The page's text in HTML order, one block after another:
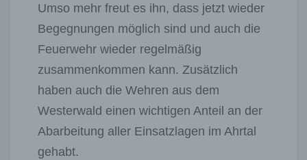
Umso mehr freut es ihn, dass jetzt wieder
Begegnungen möglich sind und auch die
Feuerwehr wieder regelmäßig
zusammenkommen kann. Zusätzlich
haben auch die Wehren aus dem
Westerwald einen wichtigen Anteil an der
Abarbeitung aller Einsatzlagen im Ahrtal
gehabt.